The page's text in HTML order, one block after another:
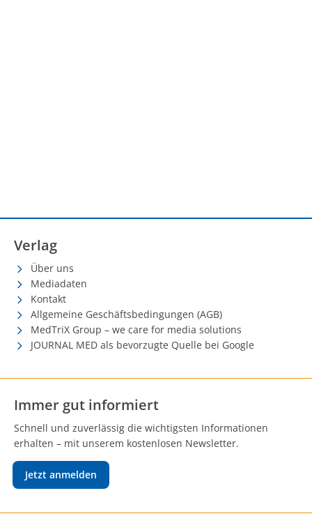
Verlag
Über uns
Mediadaten
Kontakt
Allgemeine Geschäftsbedingungen (AGB)
MedTriX Group – we care for media solutions
JOURNAL MED als bevorzugte Quelle bei Google
Immer gut informiert
Schnell und zuverlässig die wichtigsten Informationen
erhalten – mit unserem kostenlosen Newsletter.
Jetzt anmelden